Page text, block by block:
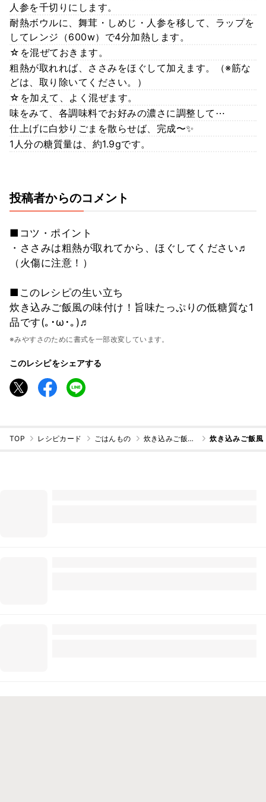
人参を千切りにします。
耐熱ボウルに、舞茸・しめじ・人参を移して、ラップを
してレンジ（600w）で4分加熱します。
☆を混ぜておきます。
粗熱が取れれば、ささみをほぐして加えます。（※筋な
どは、取り除いてください。）
☆を加えて、よく混ぜます。
味をみて、各調味料でお好みの濃さに調整して⋯
仕上げに白炒りごまを散らせば、完成〜✨
1人分の糖質量は、約1.9gです。
投稿者からのコメント
■コツ・ポイント
・ささみは粗熱が取れてから、ほぐしてください♬
（火傷に注意！）
■このレシピの生い立ち
炊き込みご飯風の味付け！旨味たっぷりの低糖質な1
品です(｡･ω･｡)♬
※みやすさのために書式を一部改変しています。
このレシピをシェアする
TOP レシピカード ごはんもの 炊き込みご飯・混ぜご飯 炊き込みご飯